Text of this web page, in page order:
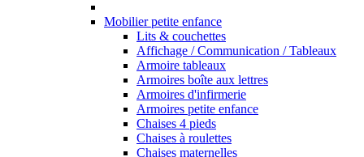
Mobilier petite enfance
Lits & couchettes
Affichage / Communication / Tableaux
Armoire tableaux
Armoires boîte aux lettres
Armoires d'infirmerie
Armoires petite enfance
Chaises 4 pieds
Chaises à roulettes
Chaises maternelles